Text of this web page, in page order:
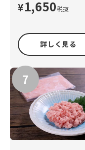
¥1,650税抜
詳しく見る